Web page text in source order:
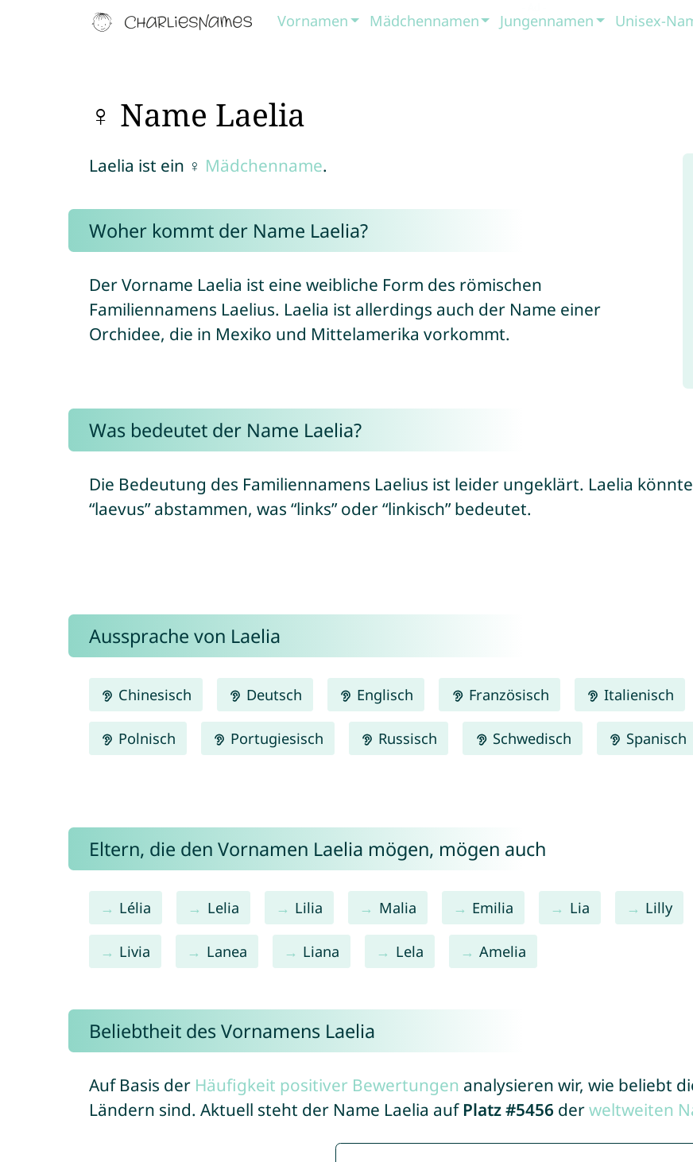
Vornamen Mädchennamen Jungennamen Unisex-
♀ Name Laelia
Laelia ist ein ♀ Mädchenname.
Woher kommt der Name Laelia?
Der Vorname Laelia ist eine weibliche Form des römischen
Familiennamens Laelius. Laelia ist allerdings auch der Name einer
Orchidee, die in Mexiko und Mittelamerika vorkommt.
Was bedeutet der Name Laelia?
Die Bedeutung des Familiennamens Laelius ist leider ungeklärt. Laelia
“laevus” abstammen, was “links” oder “linkisch” bedeutet.
Aussprache von Laelia
Chinesisch Deutsch Englisch Französisch Italienisch
Polnisch Portugiesisch Russisch Schwedisch Spanisch
Eltern, die den Vornamen Laelia mögen, mögen auch
Lélia Lelia Lilia Malia Emilia Lia Lilly
Livia Lanea Liana Lela Amelia
Beliebtheit des Vornamens Laelia
Auf Basis der Häufigkeit positiver Bewertungen analysieren wir, wie beliebt
Ländern sind. Aktuell steht der Name Laelia auf Platz #5456 derweltweiten